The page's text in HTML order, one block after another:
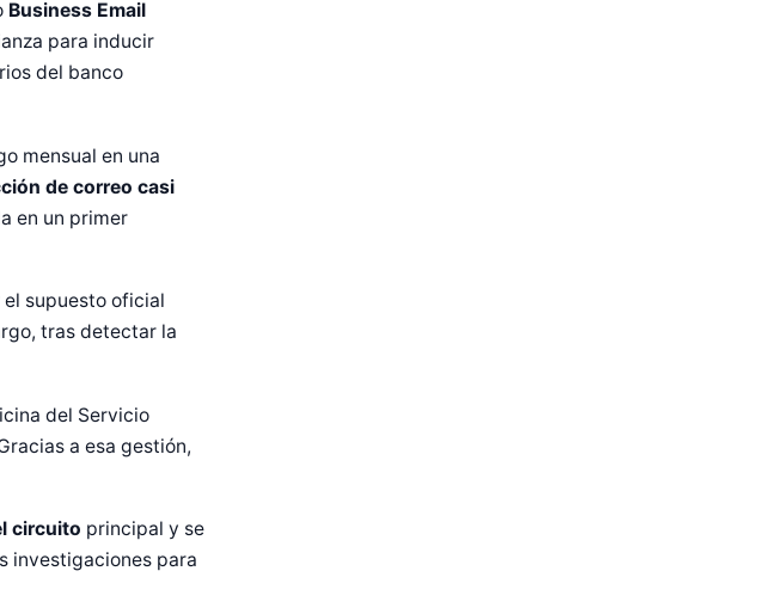
Business Email
para inducir
del banco
mensual en una
de correo casi
en un primer
supuesto oficial
tras detectar la
del Servicio
a esa gestión,
circuito principal y se
investigaciones para